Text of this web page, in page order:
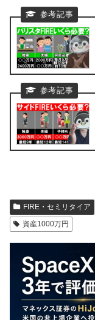
FIRE・セミリタイア
資産1000万円